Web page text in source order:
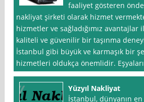
faaliyet gösteren
nakliyat şirketi olarak hizmet
hizmetler ve sağladığımız
kaliteli ve güvenilir bir taşınma
İstanbul gibi büyük ve karmaşık bir
hizmetleri oldukça önemlidir.
Yüzyıl Nakliyat
İstanbul, dünyanın